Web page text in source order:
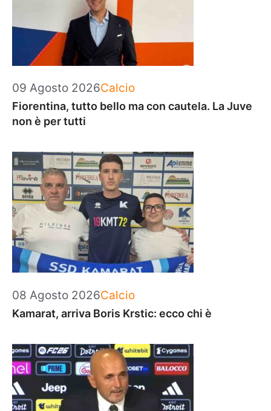
09 Agosto 2026Categorie
Calcio
Fiorentina, tutto bello ma con cautela. La Juve
non è per tutti
08 Agosto 2026Categorie
Calcio
Kamarat, arriva Boris Krstic: ecco chi è